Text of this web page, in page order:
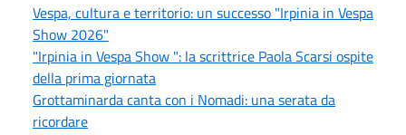
Vespa, cultura e territorio: un successo "Irpinia in Vespa
Show 2026"
"Irpinia in Vespa Show ": la scrittrice Paola Scarsi ospite
della prima giornata
Grottaminarda canta con i Nomadi: una serata da
ricordare